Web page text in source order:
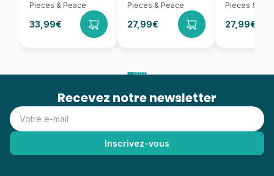
Pieces & Peace
33,99€
Pieces & Peace
27,99€
Pieces &
27,99€
Recevez notre newsletter